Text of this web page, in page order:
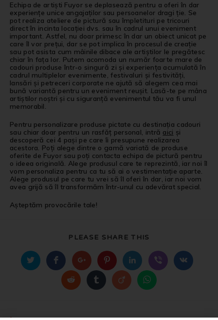
Echipa de artiști Fuyor se deplasează pentru a oferi în dar
experiențe unice angajaților sau persoanelor dragi ție. Se
pot realiza ateliere de pictură sau împletituri pe tricouri
direct în incinta locației dvs. sau în cadrul unui eveniment
important. Astfel, nu doar primesc în dar un obiect unicat pe
care îl vor prețui, dar se pot implica în procesul de creație
sau pot asista cum mâinile dibace ale artiștilor le pregătesc
chiar în fața lor. Putem acomoda un număr foarte mare de
cadouri produse într-o singură zi și experiența acumulată în
cadrul multiplelor evenimente, festivaluri și festivități,
lansări și petreceri corporate ne ajută să alegem cea mai
bună variantă pentru un eveniment reușit. Lasă-te pe mâna
artiștilor noștri și cu siguranță evenimentul tău va fi unul
memorabil.
Pentru personalizare produse pictate cu destinația cadouri
sau chiar doar pentru un rasfăț personal, intră aici și
descoperă cei 4 pași pe care îi presupune realizarea
acestora. Poți alege dintre o gamă variată de produse
oferite de Fuyor sau poți contacta echipa de pictură pentru
o ideea originală. Alege produsul care te reprezintă, iar noi îl
vom personaliza pentru ca tu să ai o vestimentație aparte.
Alege produsul pe care tu vrei să îl oferi în dar, iar noi vom
avea grijă să îl transformăm într-unul cu adevărat special.
Așteptăm provocările tale!
PLEASE SHARE THIS